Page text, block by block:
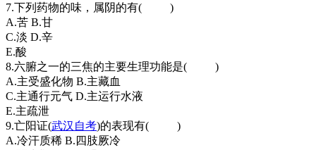
7.下列药物的味，属阴的有( )
A.苦 B.甘
C.淡 D.辛
E.酸
8.六腑之一的三焦的主要生理功能是( )
A.主受盛化物 B.主藏血
C.主通行元气 D.主运行水液
E.主疏泄
9.亡阳证(武汉自考)的表现有( )
A.冷汗质稀 B.四肢厥冷